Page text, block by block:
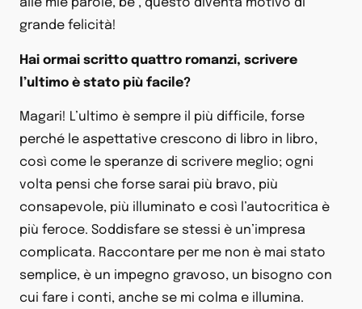
alle mie parole, be’, questo diventa motivo di
grande felicità!
Hai ormai scritto quattro romanzi, scrivere
l’ultimo è stato più facile?
Magari! L’ultimo è sempre il più difficile, forse
perché le aspettative crescono di libro in libro,
così come le speranze di scrivere meglio; ogni
volta pensi che forse sarai più bravo, più
consapevole, più illuminato e così l’autocritica è
più feroce. Soddisfare se stessi è un’impresa
complicata. Raccontare per me non è mai stato
semplice, è un impegno gravoso, un bisogno con
cui fare i conti, anche se mi colma e illumina.